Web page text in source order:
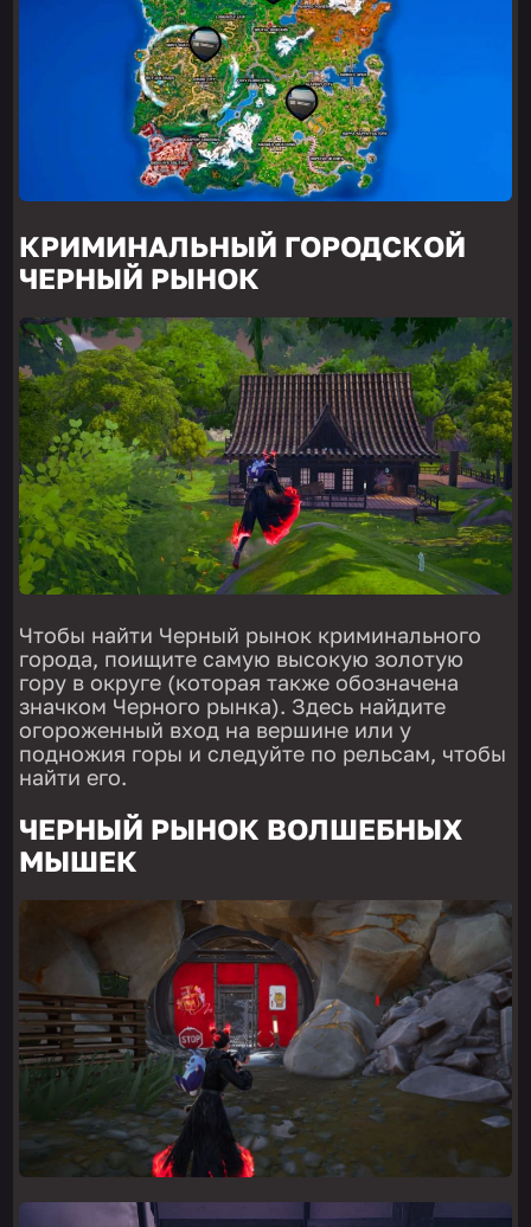
КРИМИНАЛЬНЫЙ ГОРОДСКОЙ
ЧЕРНЫЙ РЫНОК
Чтобы найти Черный рынок криминального
города, поищите самую высокую золотую
гору в округе (которая также обозначена
значком Черного рынка). Здесь найдите
огороженный вход на вершине или у
подножия горы и следуйте по рельсам, чтобы
найти его.
ЧЕРНЫЙ РЫНОК ВОЛШЕБНЫХ
МЫШЕК